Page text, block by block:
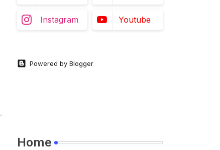
Instagram Youtube
Powered by Blogger
Home